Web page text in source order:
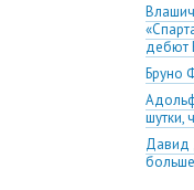
дебют
Бруно
шутки,
Давид